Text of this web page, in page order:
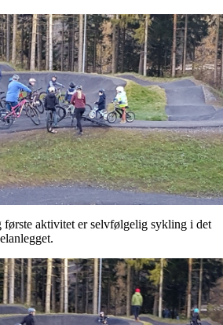
første aktivitet er selvfølgelig sykling i det